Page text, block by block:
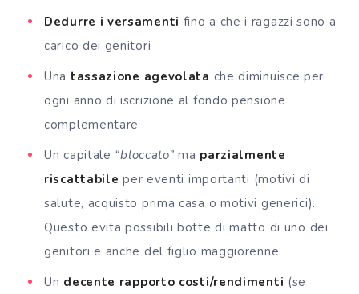
Dedurre i versamenti fino a che i ragazzi sono a
carico dei genitori
Una tassazione agevolata che diminuisce per
ogni anno di iscrizione al fondo pensione
complementare
Un capitale “bloccato” ma parzialmente
riscattabile per eventi importanti (motivi di
salute, acquisto prima casa o motivi generici).
Questo evita possibili botte di matto di uno dei
genitori e anche del figlio maggiorenne.
Un decente rapporto costi/rendimenti (se